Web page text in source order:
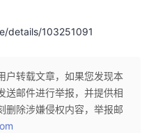
details/103251091
户转载文章，如果您发现本
送邮件进行举报，并提供相
删除涉嫌侵权内容，举报邮